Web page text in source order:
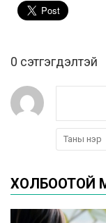
0 cэтгэгдэлтэй
ХОЛБООТОЙ